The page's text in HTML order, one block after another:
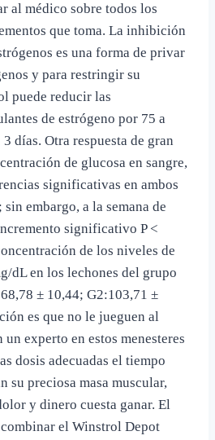
al médico sobre todos los
que toma. La inhibición
es una forma de privar
y para restringir su
puede reducir las
de estrógeno por 75 a
días. Otra respuesta de gran
de glucosa en sangre,
significativas en ambos
embargo, a la semana de
significativo P <
de los niveles de
dL en los lechones del grupo
± 10,44; G2:103,71 ±
es que no le jueguen al
experto en estos menesteres
dosis adecuadas el tiempo
su preciosa masa muscular,
y dinero cuesta ganar. El
el Winstrol Depot